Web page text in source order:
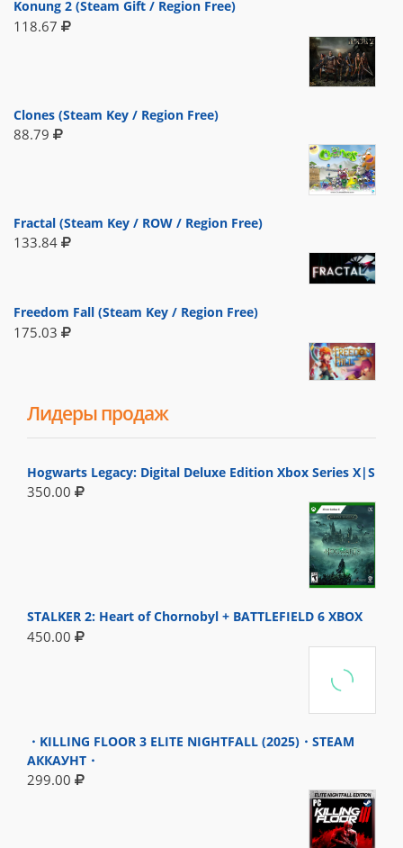
Konung 2 (Steam Gift / Region Free)
118.67
Clones (Steam Key / Region Free)
88.79
Fractal (Steam Key / ROW / Region Free)
133.84
Freedom Fall (Steam Key / Region Free)
175.03
Лидеры продаж
Hogwarts Legacy: Digital Deluxe Edition Xbox Series X|S
350.00
STALKER 2: Heart of Chornobyl + BATTLEFIELD 6 XBOX
450.00
・KILLING FLOOR 3 ELITE NIGHTFALL (2025)・STEAM
АККАУНТ・
299.00